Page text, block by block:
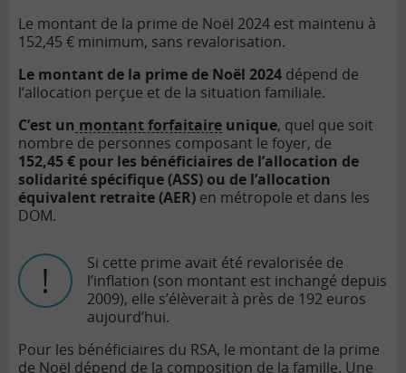
Le montant de la prime de Noël 2024 est maintenu à
152,45 € minimum, sans revalorisation.
Le montant de la prime de Noël 2024 dépend de
l’allocation perçue et de la situation familiale.
C’est un montant forfaitaire unique, quel que soit
nombre de personnes composant le foyer, de
152,45 € pour les bénéficiaires de l’allocation de
solidarité spécifique (ASS) ou de l’allocation
équivalent retraite (AER) en métropole et dans les
DOM.
Si cette prime avait été revalorisée de
l’inflation (son montant est inchangé depuis
2009), elle s’élèverait à près de 192 euros
aujourd’hui.
Pour les bénéficiaires du RSA, le montant de la prime
de Noël dépend de la composition de la famille. Une